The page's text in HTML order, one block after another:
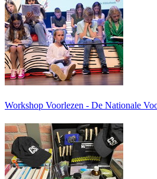
Workshop Voorlezen - De Nationale